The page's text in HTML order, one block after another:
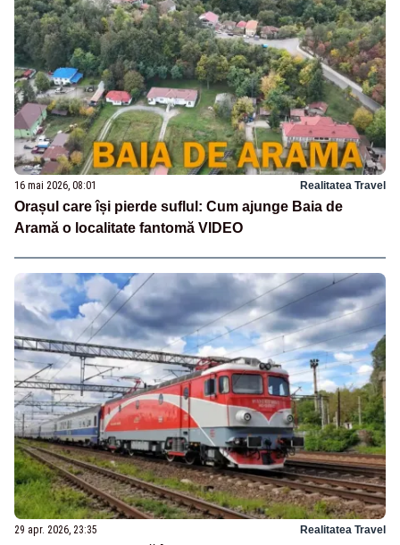
16 mai 2026, 08:01 Realitatea Travel
Orașul care își pierde suflul: Cum ajunge Baia de
Aramă o localitate fantomă VIDEO
29 apr. 2026, 23:35 Realitatea Travel